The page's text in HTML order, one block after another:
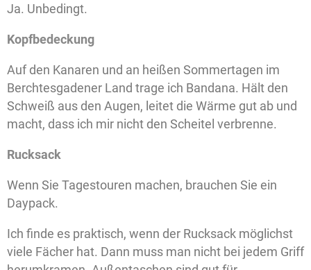
Ja. Unbedingt.
Kopfbedeckung
Auf den Kanaren und an heißen Sommertagen im
Berchtesgadener Land trage ich Bandana. Hält den
Schweiß aus den Augen, leitet die Wärme gut ab und
macht, dass ich mir nicht den Scheitel verbrenne.
Rucksack
Wenn Sie Tagestouren machen, brauchen Sie ein
Daypack.
Ich finde es praktisch, wenn der Rucksack möglichst
viele Fächer hat. Dann muss man nicht bei jedem Griff